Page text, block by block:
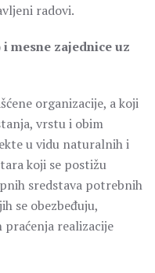
radovi.
mesne zajedniceuz
organizacije, a koji
vrstu i obim
u vidu naturalnih i
koji se postižu
sredstava potrebnih
se obezbeđuju,
praćenja realizacije